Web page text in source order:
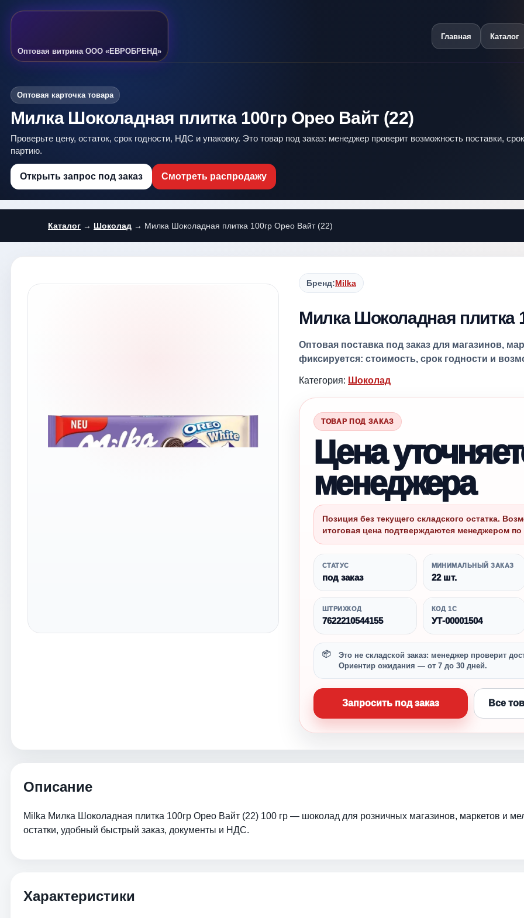
Оптовая витрина ООО «ЕВРОБРЕНД»
Главная Каталог
Оптовая карточка товара
Милка Шоколадная плитка 100гр Орео Вайт (22)
Проверьте цену, остаток, срок годности, НДС и упаковку. Это товар под заказ: менеджер проверит возможность поставки,
партию.
Открыть запрос под заказ Смотреть распродажу
Каталог → Шоколад → Милка Шоколадная плитка 100гр Орео Вайт (22)
Бренд:Milka
Милка Шоколадная плитка
Оптовая поставка под заказ для магазинов,
фиксируется: стоимость, срок годности и
Категория: Шоколад
ТОВАР ПОД ЗАКАЗ
Цена
менеджера
Позиция без текущего складского остатка.
итоговая цена подтверждаются менеджером по
СТАТУС
под заказ
МИНИМАЛЬНЫЙ ЗАКАЗ
22 шт.
ШТРИХКОД
7622210544155
КОД 1С
УТ-00001504
Это не складской заказ: менеджер проверит
Ориентир ожидания — от 7 до 30 дней.
Запросить под заказ Все
Описание
Milka Милка Шоколадная плитка 100гр Орео Вайт (22) 100 гр — шоколад для розничных магазинов, маркетов и
остатки, удобный быстрый заказ, документы и НДС.
Характеристики